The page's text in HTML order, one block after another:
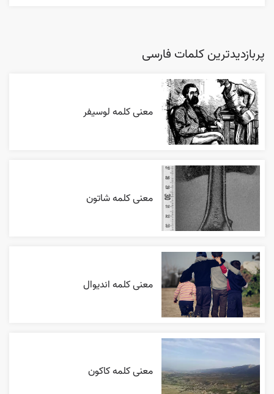
پربازدیدترین کلمات فارسی
معنی کلمه لوسیفر
معنی کلمه شاتون
معنی کلمه اندیوال
معنی کلمه کاکون